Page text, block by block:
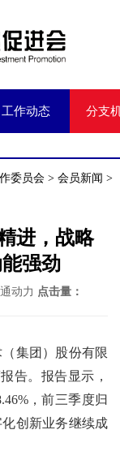
工作动态 分支
委员会 > 会员新闻 >
进，战略
强劲
动力 点击量：
集团）股份有限
告。报告显示，
，前三季度归
创新业务继续成